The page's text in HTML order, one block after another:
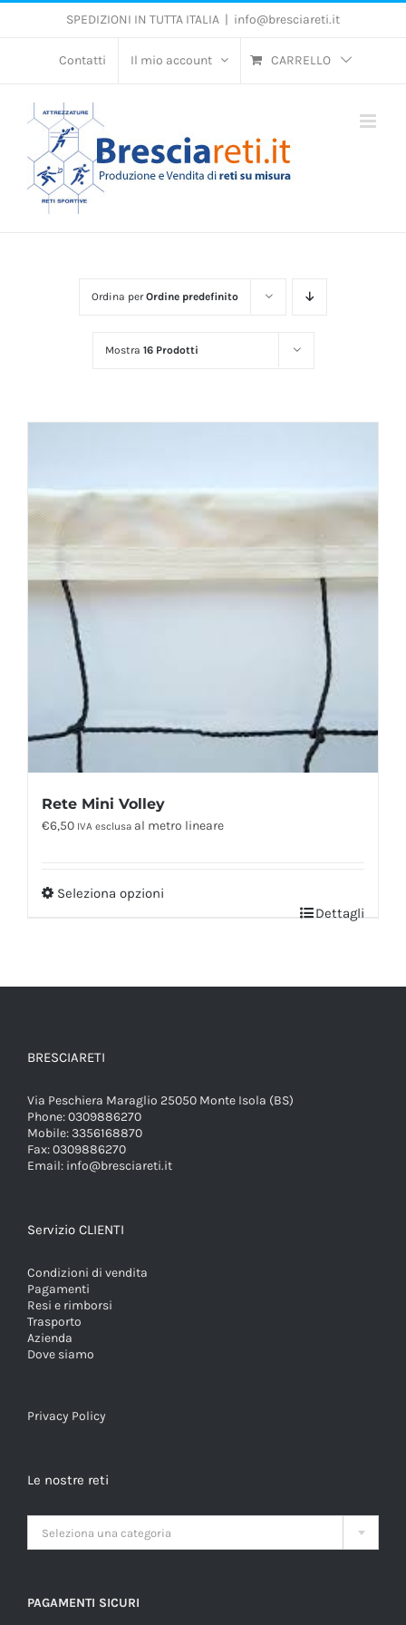
Salta
SPEDIZIONI IN TUTTA ITALIA | info@bresciareti.it
Contatti Il mio account CARRELLO
Ordina perOrdine predefinito
Mostra 16 Prodotti
Rete Mini Volley
€6,50 IVA esclusa al metro lineare
Seleziona opzioni
Dettagli
BRESCIARETI
Via Peschiera Maraglio 25050 Monte Isola (BS)
Phone:0309886270
Mobile:3356168870
Fax:0309886270
Email: info@bresciareti.it
Servizio CLIENTI
Condizioni di vendita
Pagamenti
Resi e rimborsi
Trasporto
Azienda
Dove siamo
Privacy Policy
Le nostre reti
Seleziona una categoria
PAGAMENTI SICURI